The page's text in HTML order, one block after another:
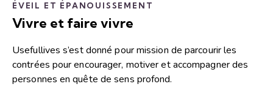
ÉVEIL ET ÉPANOUISSEMENT
Vivre et faire vivre
Usefullives s’est donné pour mission de parcourir les
contrées pour encourager, motiver et accompagner des
personnes en quête de sens profond.